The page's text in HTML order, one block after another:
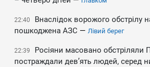
22:40
​Внаслідок ворожого обстрілу
пошкоджена АЗС — Лівий берег
22:39
Росіяни масовано обстріляли
постраждали дев’ять людей, серед